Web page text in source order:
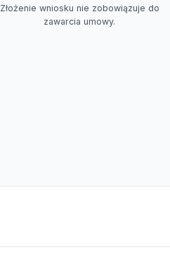
Złożenie wniosku nie zobowiązuje do
zawarcia umowy.